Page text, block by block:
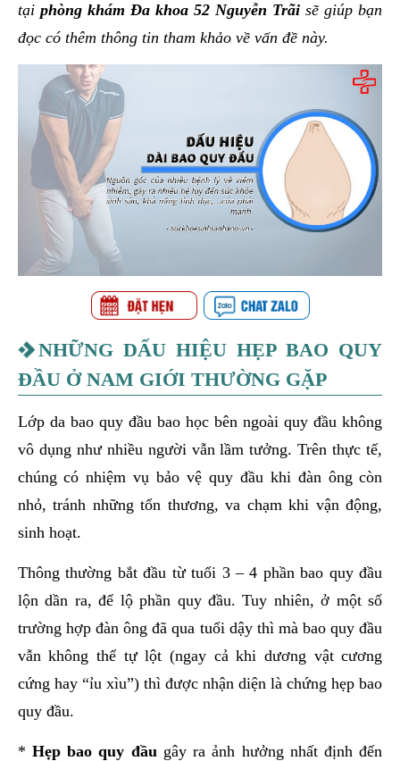
tại phòng khám Đa khoa 52 Nguyễn Trãi sẽ giúp bạn
đọc có thêm thông tin tham khảo về vấn đề này.
NHỮNG DẤU HIỆU HẸP BAO QUY
ĐẦU Ở NAM GIỚI THƯỜNG GẶP
Lớp da bao quy đầu bao học bên ngoài quy đầu không
vô dụng như nhiều người vẫn lầm tưởng. Trên thực tế,
chúng có nhiệm vụ bảo vệ quy đầu khi đàn ông còn
nhỏ, tránh những tổn thương, va chạm khi vận động,
sinh hoạt.
Thông thường bắt đầu từ tuổi 3 – 4 phần bao quy đầu
lộn dần ra, để lộ phần quy đầu. Tuy nhiên, ở một số
trường hợp đàn ông đã qua tuổi dậy thì mà bao quy đầu
vẫn không thể tự lột (ngay cả khi dương vật cương
cứng hay “ỉu xìu”) thì được nhận diện là chứng hẹp bao
quy đầu.
* Hẹp bao quy đầu gây ra ảnh hưởng nhất định đến